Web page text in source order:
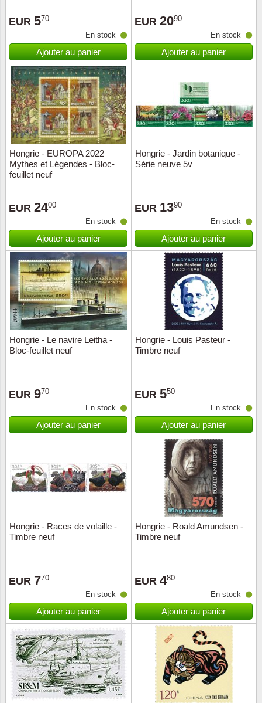
EUR 570
En stock
Ajouter au panier
EUR 2090
En stock
Ajouter au panier
Hongrie - EUROPA 2022
Mythes et Légendes - Bloc-
feuillet neuf
EUR 2400
En stock
Ajouter au panier
Hongrie - Jardin botanique -
Série neuve 5v
EUR 1390
En stock
Ajouter au panier
Hongrie - Le navire Leitha -
Bloc-feuillet neuf
EUR 970
En stock
Ajouter au panier
Hongrie - Louis Pasteur -
Timbre neuf
EUR 550
En stock
Ajouter au panier
Hongrie - Races de volaille -
Timbre neuf
EUR 770
En stock
Ajouter au panier
Hongrie - Roald Amundsen -
Timbre neuf
EUR 480
En stock
Ajouter au panier
Lots de timbres
Années
Présentation souvenir
Collections annuelles / livres
Vignettes de Noël et feuilles
Matériel numismatique
Pour le nouveau collectionneur
Fournitures de bureau
Divers accessoires
Jeux de cartes à collectionner
Europa
Films
Love
Thém.
Thém.
Chypre
Fleurs
Grèce
Newsletter
Politique de confidentialité